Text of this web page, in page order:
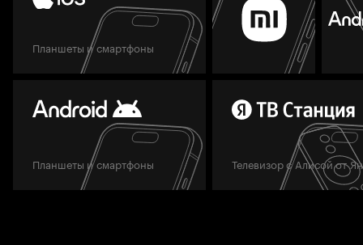
Планшеты и смартфоны
Планшеты и смартфоны Телевизор с Алисой от